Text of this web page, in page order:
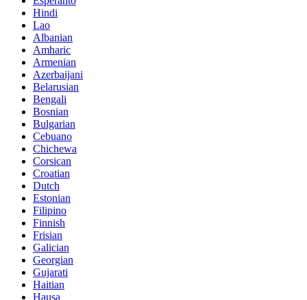
Hindi
Lao
Albanian
Amharic
Armenian
Azerbaijani
Belarusian
Bengali
Bosnian
Bulgarian
Cebuano
Chichewa
Corsican
Croatian
Dutch
Estonian
Filipino
Finnish
Frisian
Galician
Georgian
Gujarati
Haitian
Hausa